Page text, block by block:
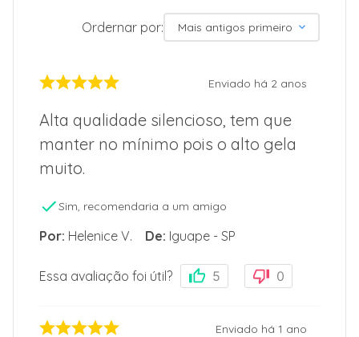
Ordernar por: Mais antigos primeiro
Enviado há 2 anos
Alta qualidade silencioso, tem que
manter no mínimo pois o alto gela
muito.
Sim, recomendaria a um amigo
Por: Helenice V. De: Iguape - SP
Essa avaliação foi útil? 5 0
Enviado há 1 ano